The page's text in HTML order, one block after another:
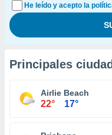
He leído y acepto la
Principales
Airlie Beach
22° 17°